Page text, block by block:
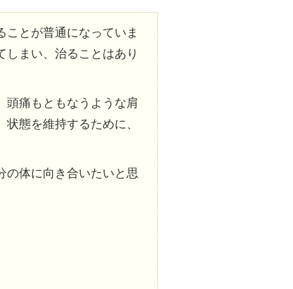
ことが普通になっていま
しまい、治ることはあり
頭痛もともなうような肩
態を維持するために、
の体に向き合いたいと思